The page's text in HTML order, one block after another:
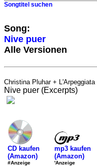
Songtitel suchen
Song:
Nive puer
Alle Versionen
Christina Pluhar + L'Arpeggiata
Nive puer (Excerpts)
CD kaufen
(Amazon)
#Anzeige
mp3 kaufen
(Amazon)
'Anzeige